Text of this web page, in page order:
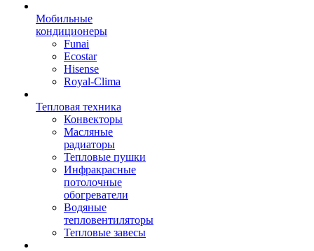
Мобильные
кондиционеры
Funai
Ecostar
Hisense
Royal-Clima
Тепловая техника
Конвекторы
Масляные
радиаторы
Тепловые пушки
Инфракрасные
потолочные
обогреватели
Водяные
тепловентиляторы
Тепловые завесы